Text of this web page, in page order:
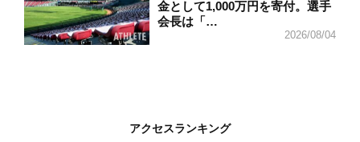
金として1,000万円を寄付。選手
会長は「…
2026/08/04
アクセスランキング